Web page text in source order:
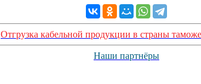
Отгрузка кабельной продукции в страны
Наши партнёры